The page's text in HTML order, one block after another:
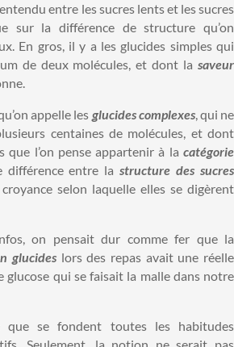
entre les sucres lents et les sucres
sur la différence de structure qu’on
En gros, il y a les glucides simples qui
de deux molécules, et dont la saveur
appelle les glucides complexes, qui ne
centaines de molécules, et dont
l’on pense appartenir à la catégorie
différence entre la structure des sucres
selon laquelle elles se digèrent
on pensait dur comme fer que la
glucideslors des repas avait une réelle
glucose qui se faisait la malle dans notre
que se fondent toutes les habitudes